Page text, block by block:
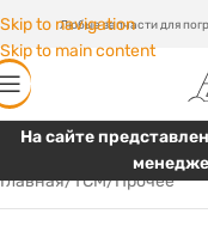
Skip to navigation
Skip to main content
Любые запчасти для
На сайте
Главная/TCM/Прочее